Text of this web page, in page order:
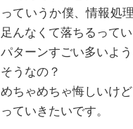
っていうか僕、情報処
足んなくて落ちるって
パターンすごい多いよ
そうなの？
めちゃめちゃ悔しいけ
っていきたいです。